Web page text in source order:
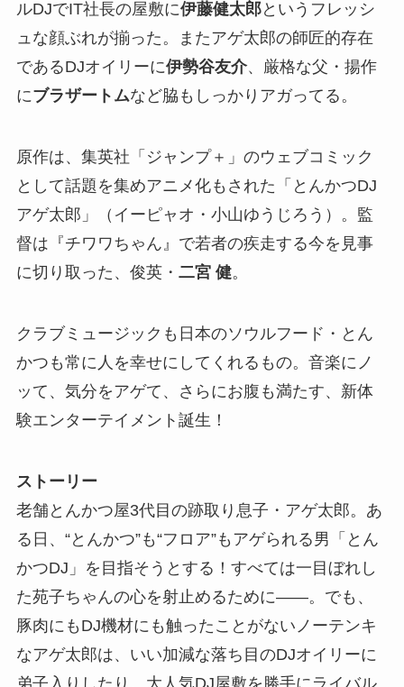
ルDJでIT社長の屋敷に伊藤健太郎というフレッシ
ュな顔ぶれが揃った。またアゲ太郎の師匠的存在
であるDJオイリーに伊勢谷友介、厳格な父・揚作
にブラザートムなど脇もしっかりアガってる。
原作は、集英社「ジャンプ＋」のウェブコミック
として話題を集めアニメ化もされた「とんかつDJ
アゲ太郎」（イーピャオ・小山ゆうじろう）。監
督は『チワワちゃん』で若者の疾走する今を見事
に切り取った、俊英・ 二宮 健。
クラブミュージックも日本のソウルフード・とん
かつも常に人を幸せにしてくれるもの。音楽にノ
ッて、気分をアゲて、さらにお腹も満たす、新体
験エンターテイメント誕生！
ストーリー
老舗とんかつ屋3代目の跡取り息子・アゲ太郎。あ
る日、“とんかつ”も“フロア”もアゲられる男「とん
かつDJ」を目指そうとする！すべては一目ぼれし
た苑子ちゃんの心を射止めるために――。でも、
豚肉にもDJ機材にも触ったことがないノーテンキ
なアゲ太郎は、いい加減な落ち目のDJオイリーに
弟子入りしたり、大人気DJ屋敷を勝手にライバル